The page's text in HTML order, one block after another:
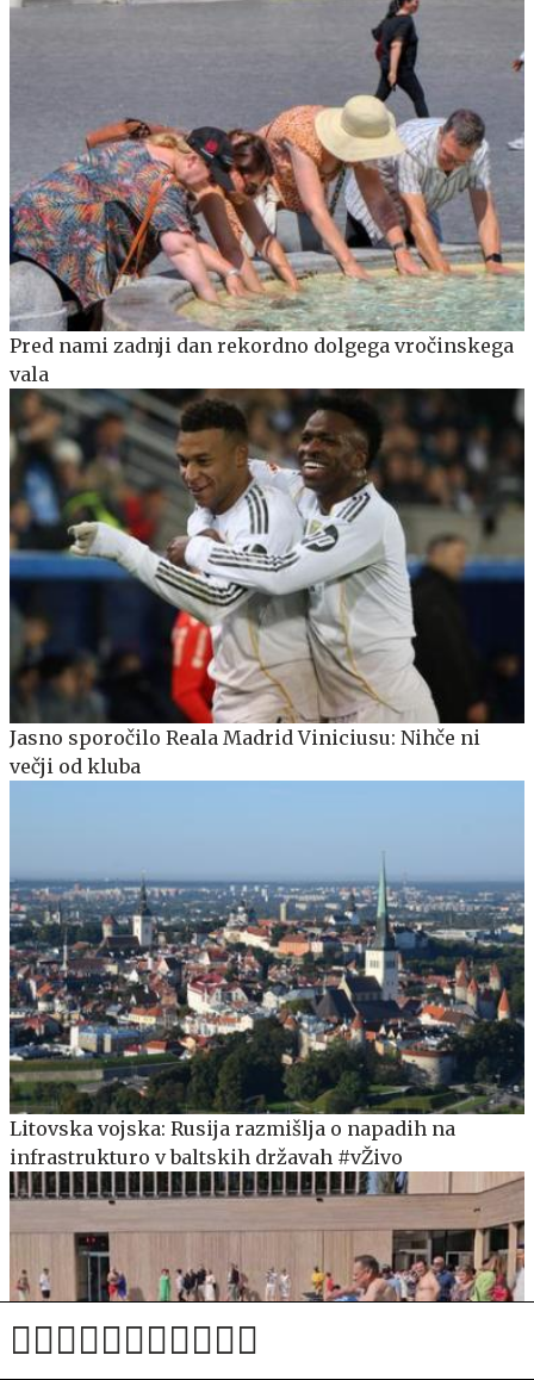
Pred nami zadnji dan rekordno dolgega vročinskega
vala
Jasno sporočilo Reala Madrid Viniciusu: Nihče ni
večji od kluba
Litovska vojska: Rusija razmišlja o napadih na
infrastrukturo v baltskih državah #vŽivo